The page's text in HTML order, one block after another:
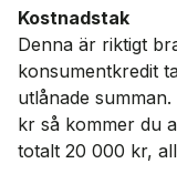
Kostnadstak
Denna är riktigt
konsumentkredit
utlånade
kr så kommer du
totalt 20 000 kr,